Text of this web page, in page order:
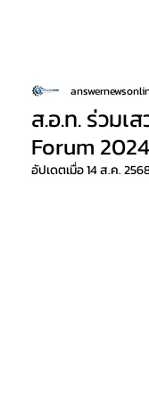
ส.อ.ท. ร่วมเ
Forum 2024
อัปเดตเมื่อ14 ส.ค.